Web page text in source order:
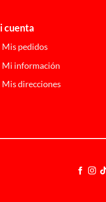
cuenta
Mis pedidos
Mi información
Mis direcciones